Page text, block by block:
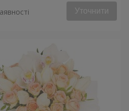
Уточнити